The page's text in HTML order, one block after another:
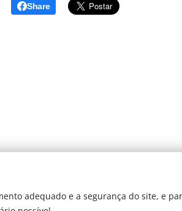
Share
adequado e a segurança do site, e